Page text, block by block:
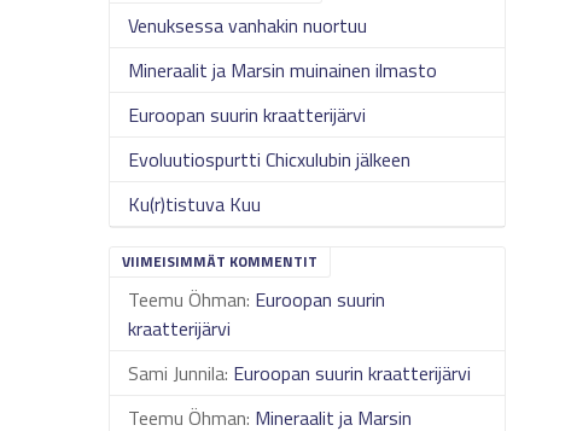
Venuksessa vanhakin nuortuu
Mineraalit ja Marsin muinainen ilmasto
Euroopan suurin kraatterijärvi
Evoluutiospurtti Chicxulubin jälkeen
Ku(r)tistuva Kuu
VIIMEISIMMÄT KOMMENTIT
Teemu Öhman: Euroopan suurin
kraatterijärvi
Sami Junnila: Euroopan suurin kraatterijärvi
Teemu Öhman: Mineraalit ja Marsin